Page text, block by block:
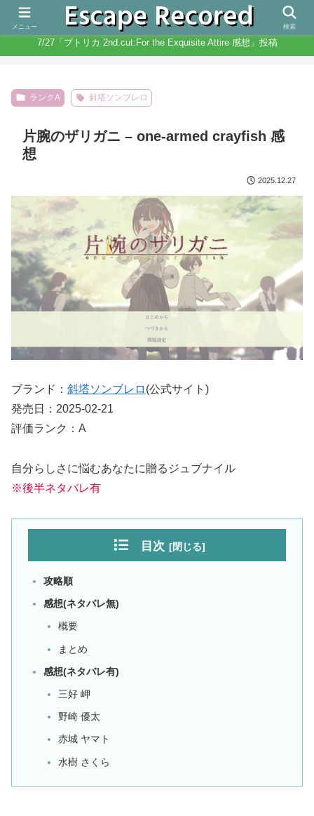
人生と違いノベルゲームは無限にある
7/27「プトリカ 2nd.cut:For the Exquisite Attire 感想」投稿
ランクA 斜塔ソンブレロ
片腕のザリガニ – one-armed crayfish 感
想
2025.12.27
ブランド： 斜塔ソンブレロ (公式サイト)
発売日：2025-02-21
評価ランク：A
自分らしさに悩むあなたに贈るジュブナイル
※後半ネタバレ有
目次
攻略順
感想(ネタバレ無)
概要
まとめ
感想(ネタバレ有)
三好 岬
野崎 優太
赤城 ヤマト
水樹 さくら
メニュー 検索